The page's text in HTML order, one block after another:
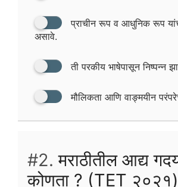
प्राचीन रूप व आधुनिक रूप
असावे.
ती परकीय भाषेपासून निष्पन्न
मौलिकता आणि वाङ्मयीन
#2. मराठीतील आद्य
कोणता ? (TET २०२१)